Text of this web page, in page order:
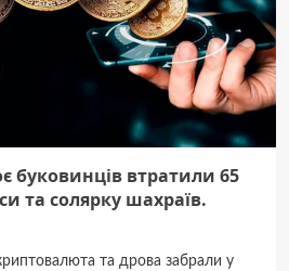
буковинців втратили 65
та солярку шахраїв.
та дрова забрали у